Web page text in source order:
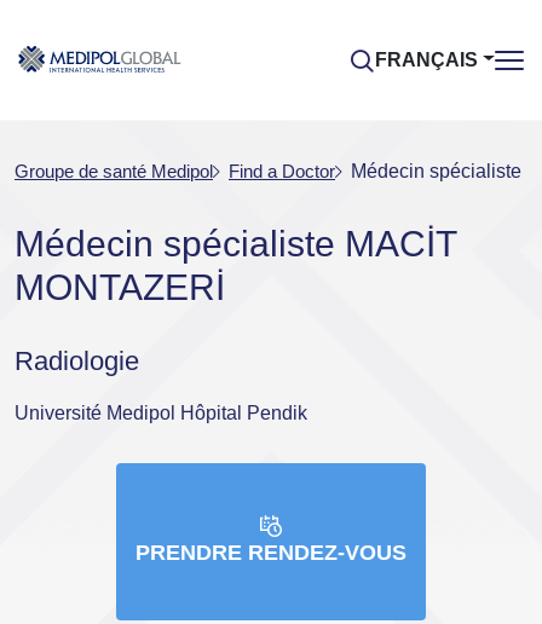
FRANÇAIS
Groupe de santé Medipol Find a Doctor Médecin spécialiste
Médecin spécialiste MACİT
MONTAZERİ
Radiologie
Université Medipol Hôpital Pendik
PRENDRE RENDEZ-VOUS